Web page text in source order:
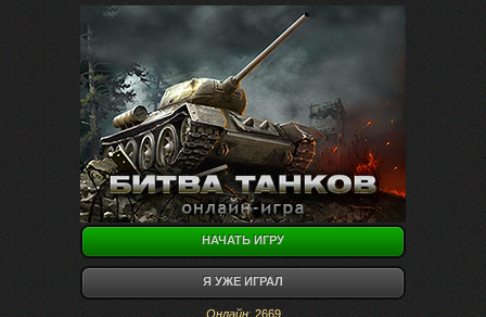
НАЧАТЬ ИГРУ
Я УЖЕ ИГРАЛ
Онлайн: 2669